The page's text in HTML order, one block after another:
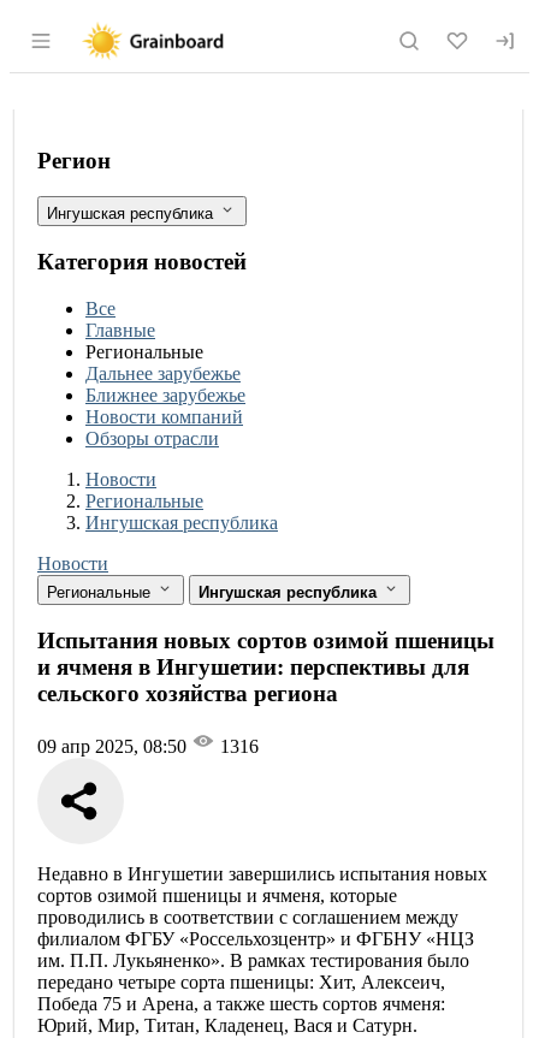
Раздел навигации по сайту
Испытания новых сортов озимой
Фильтры
Регион
Ингушская республика
Категория новостей
Все
Главные
Региональные
Дальнее зарубежье
Ближнее зарубежье
Новости компаний
Обзоры отрасли
Новости
Разделы
Новости
Региональные
Ингушская республика
Новости
Региональные Ингушская республика
Испытания новых сортов озимой пшеницы
и ячменя в Ингушетии: перспективы для
сельского хозяйства региона
09 апр 2025, 08:50 1316
Недавно в Ингушетии завершились испытания новых
сортов озимой пшеницы и ячменя, которые
проводились в соответствии с соглашением между
филиалом ФГБУ «Россельхозцентр» и ФГБНУ «НЦЗ
им. П.П. Лукьяненко». В рамках тестирования было
передано четыре сорта пшеницы: Хит, Алексеич,
Победа 75 и Арена, а также шесть сортов ячменя:
Юрий, Мир, Титан, Кладенец, Вася и Сатурн.